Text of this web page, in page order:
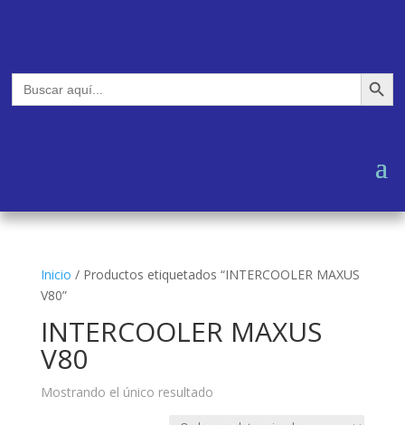
Buscar: Botón de
Inicio / Productos etiquetados “INTERCOOLER MAXUS
V80”
INTERCOOLER MAXUS
V80
Mostrando el único resultado